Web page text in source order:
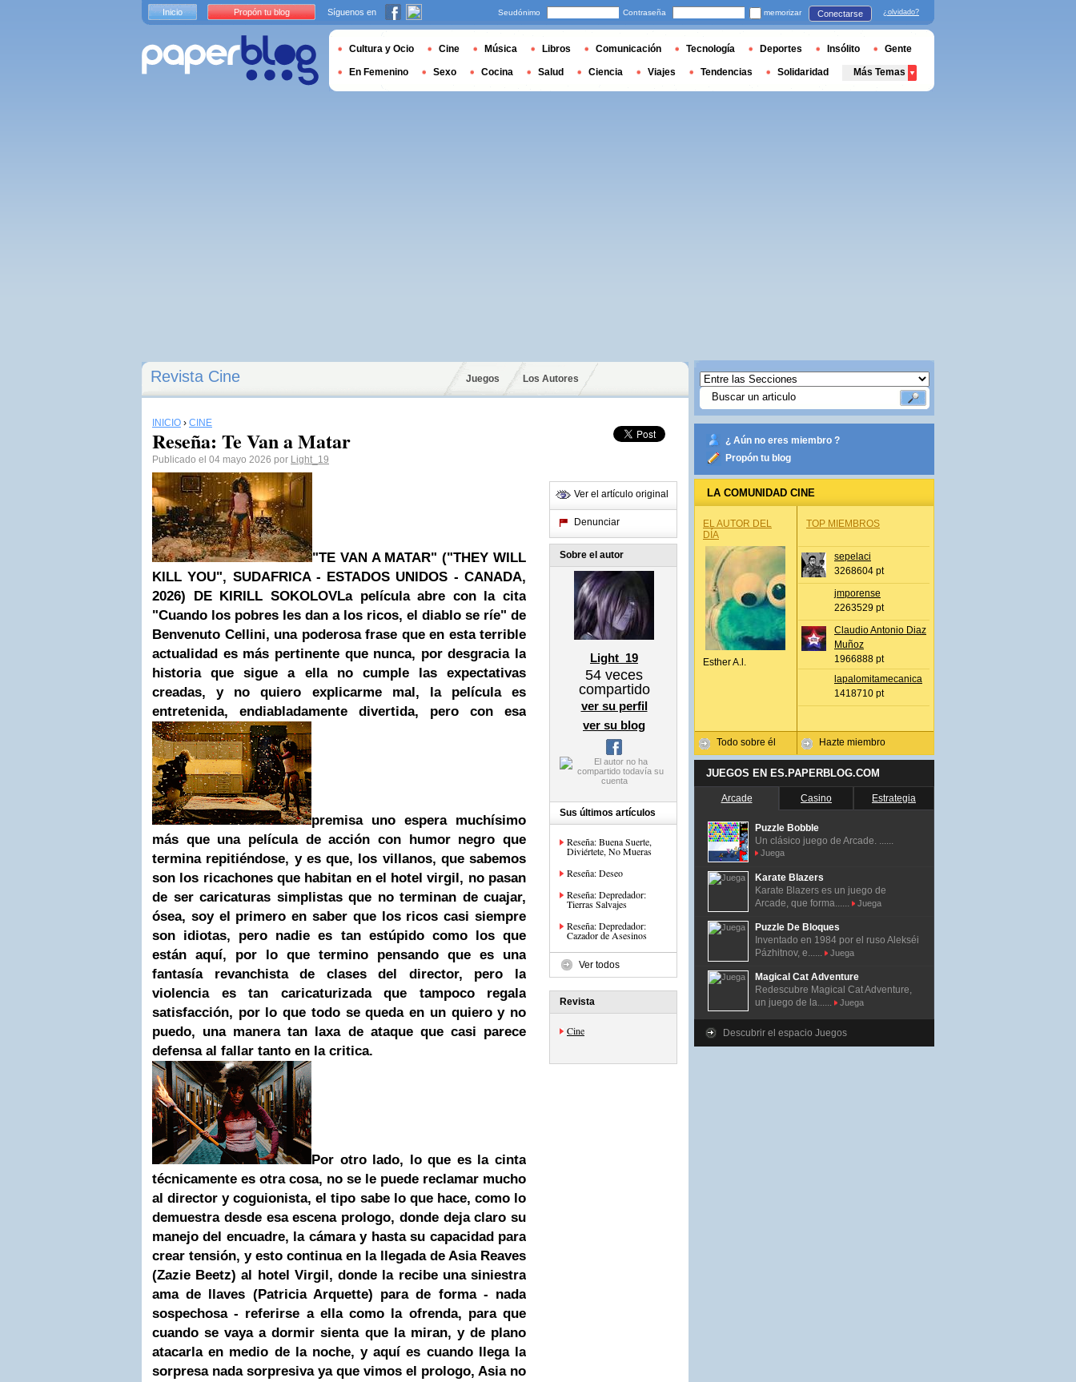
Revista Cine Juegos Los Autores
INICIO › CINE
Reseña: Te Van a Matar
Publicado el 04 mayo 2026 por Light_19
"TE VAN A MATAR" ("THEY WILL
KILL YOU", SUDAFRICA - ESTADOS UNIDOS - CANADA,
2026) DE KIRILL SOKOLOVLa película abre con la cita
"Cuando los pobres les dan a los ricos, el diablo se ríe" de
Benvenuto Cellini, una poderosa frase que en esta terrible
actualidad es más pertinente que nunca, por desgracia la
historia que sigue a ella no cumple las expectativas
creadas, y no quiero explicarme mal, la película es
entretenida, endiabladamente divertida, pero con esa
premisa uno espera muchísimo
más que una película de acción con humor negro que
termina repitiéndose, y es que, los villanos, que sabemos
son los ricachones que habitan en el hotel virgil, no pasan
de ser caricaturas simplistas que no terminan de cuajar,
ósea, soy el primero en saber que los ricos casi siempre
son idiotas, pero nadie es tan estúpido como los que
están aquí, por lo que termino pensando que es una
fantasía revanchista de clases del director, pero la
violencia es tan caricaturizada que tampoco regala
satisfacción, por lo que todo se queda en un quiero y no
puedo, una manera tan laxa de ataque que casi parece
defensa al fallar tanto en la critica.
Por otro lado, lo que es la cinta
técnicamente es otra cosa, no se le puede reclamar mucho
al director y coguionista, el tipo sabe lo que hace, como lo
demuestra desde esa escena prologo, donde deja claro su
manejo del encuadre, la cámara y hasta su capacidad para
crear tensión, y esto continua en la llegada de Asia Reaves
(Zazie Beetz) al hotel Virgil, donde la recibe una siniestra
ama de llaves (Patricia Arquette) para de forma - nada
sospechosa - referirse a ella como la ofrenda, para que
cuando se vaya a dormir sienta que la miran, y de plano
atacarla en medio de la noche, y aquí es cuando llega la
sorpresa nada sorpresiva ya que vimos el prologo, Asia no
Ver el artículo original
Denunciar
Sobre el autor
Light_19
54 veces
compartido
ver su perfil
ver su blog
Sus últimos artículos
Reseña: Buena Suerte,
Diviértete, No Mueras
Reseña: Deseo
Reseña: Depredador:
Tierras Salvajes
Reseña: Depredador:
Cazador de Asesinos
Ver todos
Revista
Cine
¿ Aún no eres miembro ?
Propón tu blog
LA COMUNIDAD CINE
EL AUTOR DEL
DÍA
Esther A.l.
Todo sobre él
TOP MIEMBROS
sepelaci
3268604 pt
jmporense
2263529 pt
Claudio Antonio Diaz
Muñoz
1966888 pt
lapalomitamecanica
1418710 pt
Hazte miembro
JUEGOS EN ES.PAPERBLOG.COM
Arcade Casino Estrategia
Puzzle Bobble
Un clásico juego de Arcade. ......
Juega
Karate Blazers
Karate Blazers es un juego de
Arcade, que forma......
Juega
Puzzle De Bloques
Inventado en 1984 por el ruso Alekséi
Pázhitnov, e......
Juega
Magical Cat Adventure
Redescubre Magical Cat Adventure,
un juego de la......
Juega
Descubrir el espacio Juegos
Inicio Propón tu blog Síguenos en Seudónimo Contraseña memorizar Conectarse ¿olvidado?
Cultura y Ocio Cine Música Libros Comunicación Tecnología Deportes Insólito Gente
En Femenino Sexo Cocina Salud Ciencia Viajes Tendencias Solidaridad Más Temas